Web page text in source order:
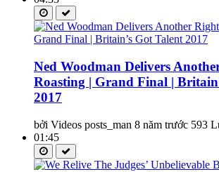
Ned Woodman Delivers
Roasting | Grand Final |
2017
bởi Videos posts_man 8 năm trước 593
01:45